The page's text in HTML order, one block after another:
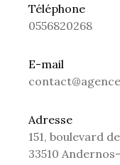
Téléphone
0556820268
E-mail
Adresse
151, boulevard
33510